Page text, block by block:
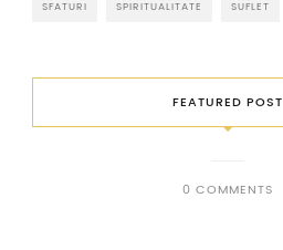
SFATURI SPIRITUALITATE SUFLET
FEATURED POST
0 COMMENTS